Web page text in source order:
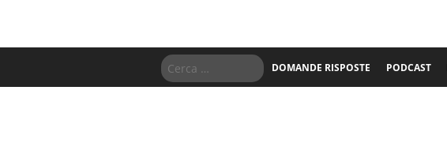
DOMANDE RISPOSTE PODCAST